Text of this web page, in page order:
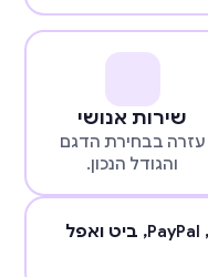
שירות אנושי
עזרה בבחירת הדגם
והגודל הנכון.
PayPal, ביט ואפל